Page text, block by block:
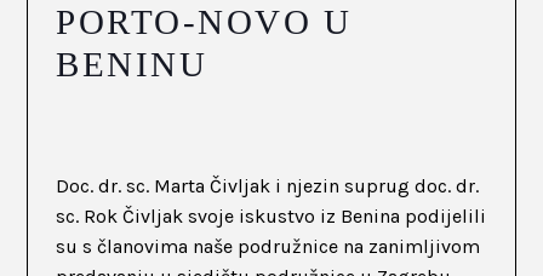
PORTO-NOVO U
BENINU
Doc. dr. sc. Marta Čivljak i njezin suprug doc. dr.
sc. Rok Čivljak svoje iskustvo iz Benina podijelili
su s članovima naše podružnice na zanimljivom